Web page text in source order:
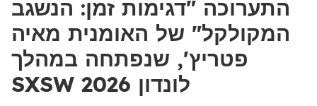
התערוכה "דגימות זמן: הנשגב
המקולקל" של האומנית מאיה
פטריץ', שנפתחה במהלך
SXSW לונדון 2026